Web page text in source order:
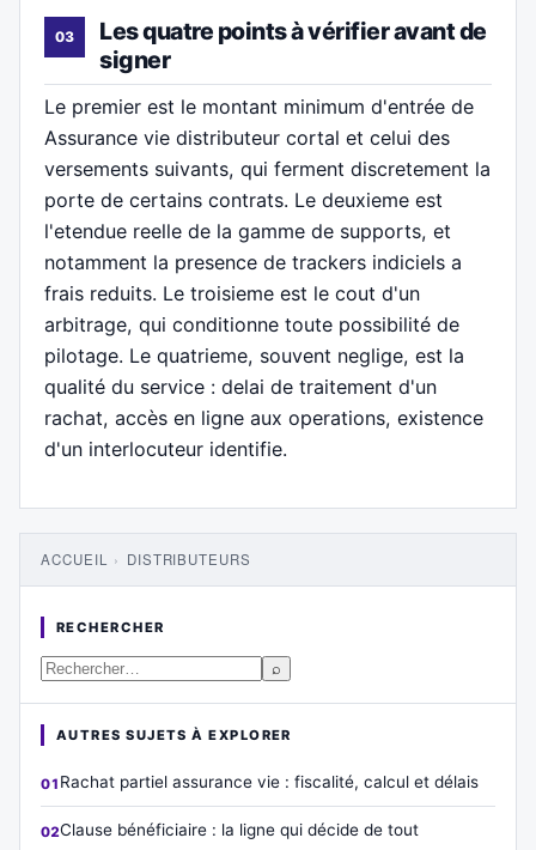
Les quatre points à vérifier avant de
signer
Le premier est le montant minimum d'entrée de
Assurance vie distributeur cortal et celui des
versements suivants, qui ferment discretement la
porte de certains contrats. Le deuxieme est
l'etendue reelle de la gamme de supports, et
notamment la presence de trackers indiciels a
frais reduits. Le troisieme est le cout d'un
arbitrage, qui conditionne toute possibilité de
pilotage. Le quatrieme, souvent neglige, est la
qualité du service : delai de traitement d'un
rachat, accès en ligne aux operations, existence
d'un interlocuteur identifie.
ACCUEIL › DISTRIBUTEURS
RECHERCHER
⌕
AUTRES SUJETS À EXPLORER
Rachat partiel assurance vie : fiscalité, calcul et délais
Clause bénéficiaire : la ligne qui décide de tout